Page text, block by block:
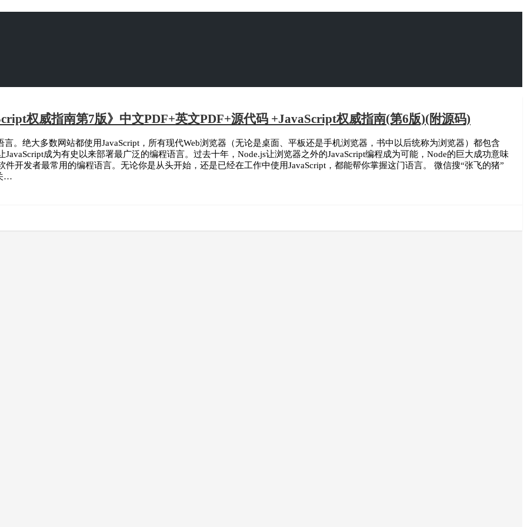
权威指南第7版》中文PDF+英文PDF+源代码 +JavaScript权威指南(第6版)(附源码)
言。绝大多数网站都使用JavaScript，所有现代Web浏览器（无论是桌面、平板还是手机浏览器，书中以后统称为浏览器）都包含
JavaScript成为有史以来部署最广泛的编程语言。过去十年，Node.js让浏览器之外的JavaScript编程成为可能，Node的巨大成功意味
件开发者最常用的编程语言。无论你是从头开始，还是已经在工作中使用JavaScript，都能帮你掌握这门语言。 微信搜“张飞的猪”
…